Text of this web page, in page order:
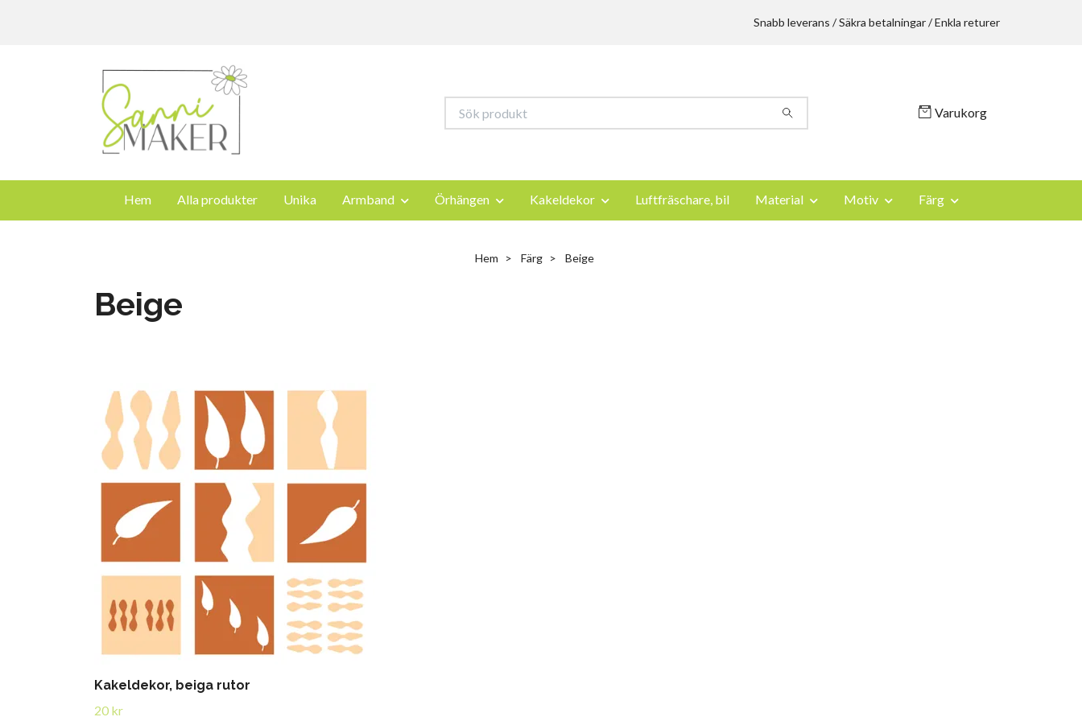
Snabb leverans / Säkra betalningar / Enkla returer
Varukorg
Hem Alla produkter Unika Armband Örhängen Kakeldekor Luftfräschare, bil Material Motiv Färg
Hem Färg Beige
Beige
Kakeldekor, beiga rutor
20 kr